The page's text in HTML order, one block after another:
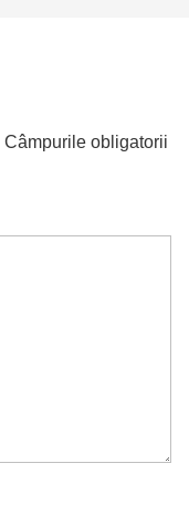
Câmpurile obligatorii